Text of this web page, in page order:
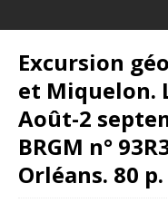
Excursion
et Miquelon.
Août-2
BRGM n°
Orléans. 80 p.